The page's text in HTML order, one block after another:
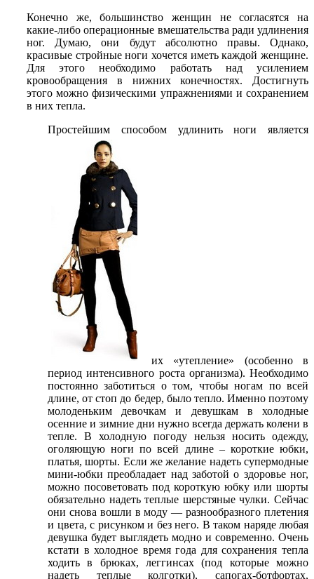
Конечно же, большинство женщин не согласятся на
какие-либо операционные вмешательства ради удлинения
ног. Думаю, они будут абсолютно правы. Однако,
красивые стройные ноги хочется иметь каждой женщине.
Для этого необходимо работать над усилением
кровообращения в нижних конечностях. Достигнуть
этого можно физическими упражнениями и сохранением
в них тепла.
Простейшим способом удлинить ноги является
их «утепление» (особенно в
период интенсивного роста организма). Необходимо
постоянно заботиться о том, чтобы ногам по всей
длине, от стоп до бедер, было тепло. Именно поэтому
молоденьким девочкам и девушкам в холодные
осенние и зимние дни нужно всегда держать колени в
тепле. В холодную погоду нельзя носить одежду,
оголяющую ноги по всей длине – короткие юбки,
платья, шорты. Если же желание надеть супермодные
мини-юбки преобладает над заботой о здоровье ног,
можно посоветовать под короткую юбку или шорты
обязательно надеть теплые шерстяные чулки. Сейчас
они снова вошли в моду — разнообразного плетения
и цвета, с рисунком и без него. В таком наряде любая
девушка будет выглядеть модно и современно. Очень
кстати в холодное время года для сохранения тепла
ходить в брюках, леггинсах (под которые можно
надеть теплые колготки), сапогах-ботфортах,